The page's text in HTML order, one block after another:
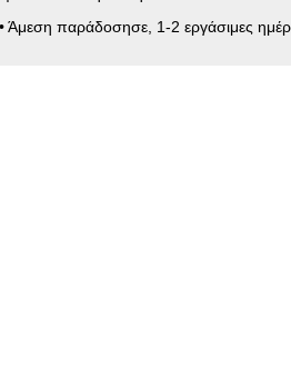
Άμεση παράδοσησε, 1-2 εργάσιμες